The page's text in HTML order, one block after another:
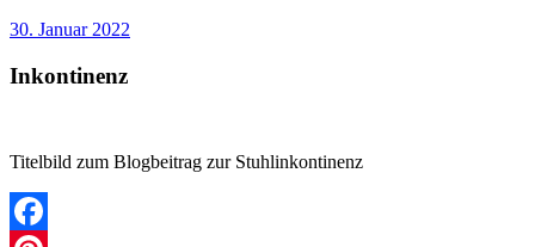
30. Januar 2022
Inkontinenz
Titelbild zum Blogbeitrag zur Stuhlinkontinenz